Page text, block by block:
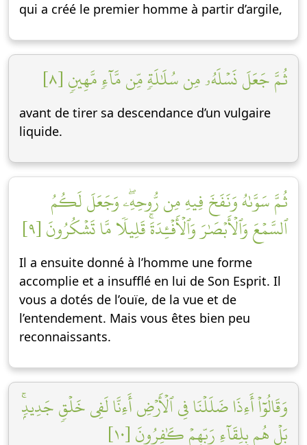
qui a créé le premier homme à partir d’argile,
ثُمَّ جَعَلَ نَسۡلَهُۥ مِن سُلَٰلَةٖ مِّن مَّآءٖ مَّهِينٖ [٨]
avant de tirer sa descendance d’un vulgaire
liquide.
ثُمَّ سَوَّىٰهُ وَنَفَخَ فِيهِ مِن رُّوحِهِۦۖ وَجَعَلَ لَكُمُ
ٱلسَّمۡعَ وَٱلۡأَبۡصَٰرَ وَٱلۡأَفۡـِٔدَةَۚ قَلِيلٗا مَّا تَشۡكُرُونَ [٩]
Il a ensuite donné à l’homme une forme
accomplie et a insufflé en lui de Son Esprit. Il
vous a dotés de l’ouïe, de la vue et de
l’entendement. Mais vous êtes bien peu
reconnaissants.
وَقَالُوٓاْ أَءِذَا ضَلَلۡنَا فِي ٱلۡأَرۡضِ أَءِنَّا لَفِي خَلۡقٖ جَدِيدِۭۚ
بَلۡ هُم بِلِقَآءِ رَبِّهِمۡ كَٰفِرُونَ [١٠]